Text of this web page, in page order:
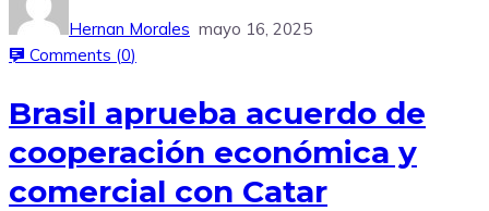
Hernan Morales mayo 16, 2025
Comments (0)
Brasil aprueba acuerdo de
cooperación económica y
comercial con Catar